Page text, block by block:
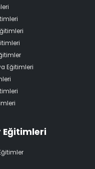
Eğitimleri
Eğitimleri